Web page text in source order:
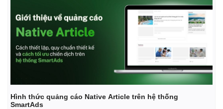
Hình thức quảng cáo Native Article trên hệ thống
SmartAds